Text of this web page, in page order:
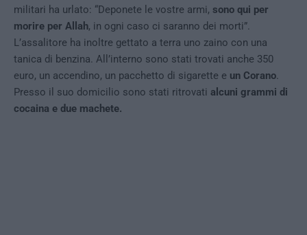
militari ha urlato: “Deponete le vostre armi, sono qui per
morire per Allah, in ogni caso ci saranno dei morti”.
L’assalitore ha inoltre gettato a terra uno zaino con una
tanica di benzina. All’interno sono stati trovati anche 350
euro, un accendino, un pacchetto di sigarette e un Corano.
Presso il suo domicilio sono stati ritrovati alcuni grammi di
cocaina e due machete.